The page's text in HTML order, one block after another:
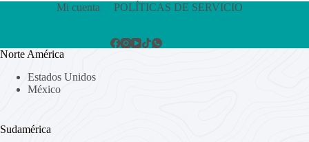
Mi cuenta POLÍTICAS DE SERVICIO
Norte América
Estados Unidos
México
Sudamérica